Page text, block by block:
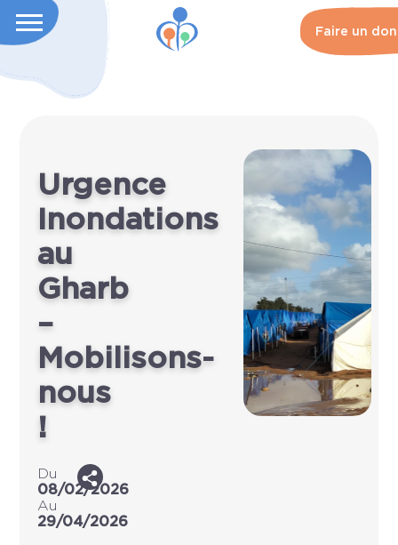
Faire un don
Urgence
Inondations
au
Gharb
–
Mobilisons-
nous
!
Du
08/02/2026
Au
29/04/2026